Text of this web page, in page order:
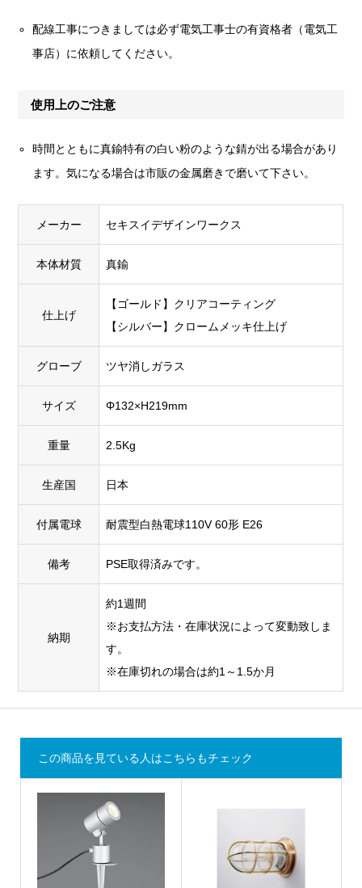
配線工事につきましては必ず電気工事士の有資格者（電気工
事店）に依頼してください。
使用上のご注意
時間とともに真鍮特有の白い粉のような錆が出る場合があり
ます。気になる場合は市販の金属磨きで磨いて下さい。
メーカー セキスイデザインワークス
本体材質 真鍮
仕上げ
【ゴールド】クリアコーティング
【シルバー】クロームメッキ仕上げ
グローブ ツヤ消しガラス
サイズ Φ132×H219mm
重量 2.5Kg
生産国 日本
付属電球 耐震型白熱電球110V 60形 E26
備考 PSE取得済みです。
納期
約1週間
※お支払方法・在庫状況によって変動致しま
す。
※在庫切れの場合は約1～1.5か月
この商品を見ている人はこちらもチェック